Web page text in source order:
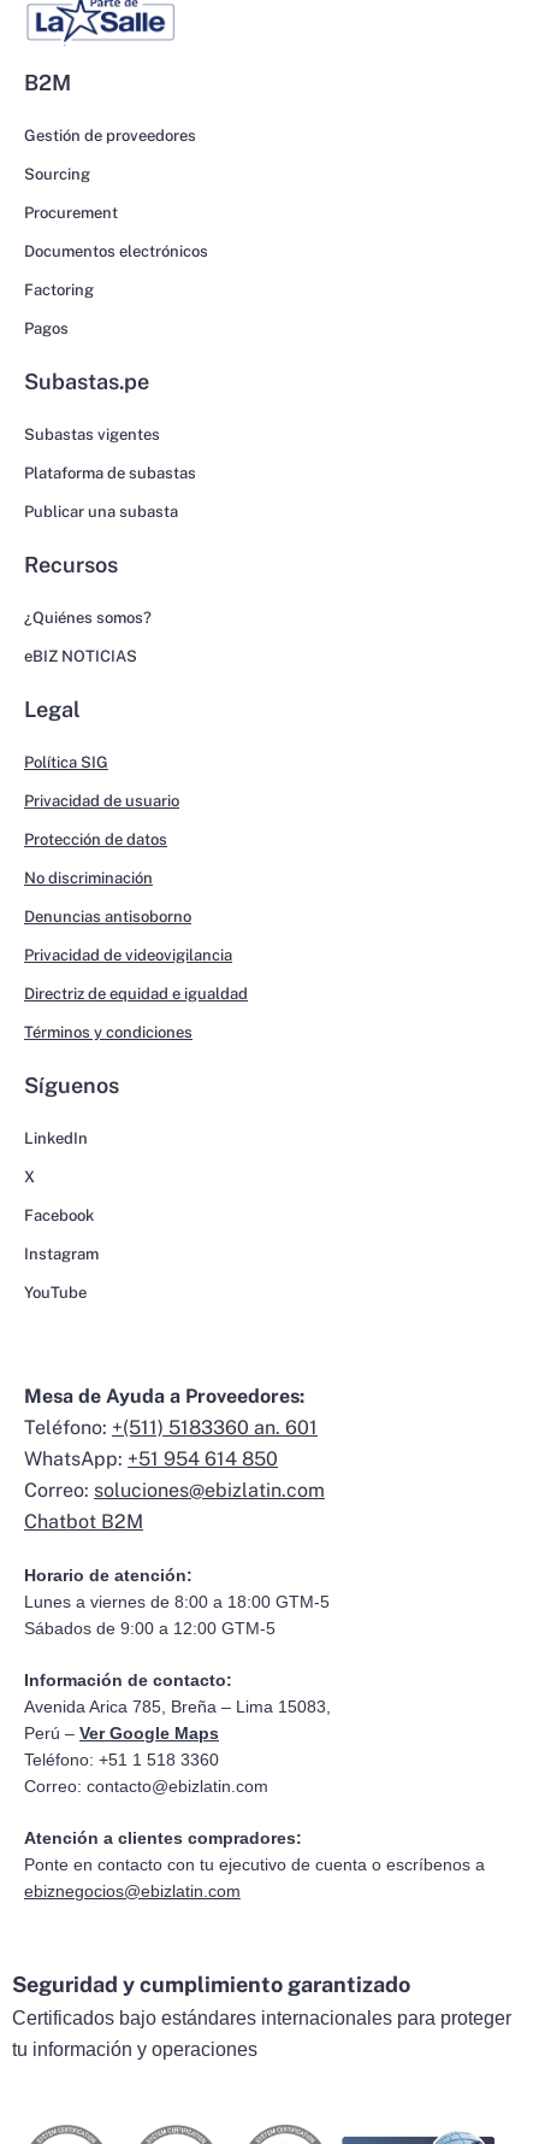
B2M
Gestión de proveedores
Sourcing
Procurement
Documentos electrónicos
Factoring
Pagos
Subastas.pe
Subastas vigentes
Plataforma de subastas
Publicar una subasta
Recursos
¿Quiénes somos?
eBIZ NOTICIAS
Legal
Política SIG
Privacidad de usuario
Protección de datos
No discriminación
Denuncias antisoborno
Privacidad de videovigilancia
Directriz de equidad e igualdad
Términos y condiciones
Síguenos
LinkedIn
X
Facebook
Instagram
YouTube
Mesa de Ayuda a Proveedores:
Teléfono: +(511) 5183360 an. 601
WhatsApp: +51 954 614 850
Correo: soluciones@ebizlatin.com
Chatbot B2M
Horario de atención:
Lunes a viernes de 8:00 a 18:00 GTM-5
Sábados de 9:00 a 12:00 GTM-5
Información de contacto:
Avenida Arica 785, Breña – Lima 15083,
Perú – Ver Google Maps
Teléfono: +51 1 518 3360
Correo: contacto@ebizlatin.com
Atención a clientes compradores:
Ponte en contacto con tu ejecutivo de cuenta o escríbenos a
ebiznegocios@ebizlatin.com
Seguridad y cumplimiento garantizado
Certificados bajo estándares internacionales para proteger
tu información y operaciones